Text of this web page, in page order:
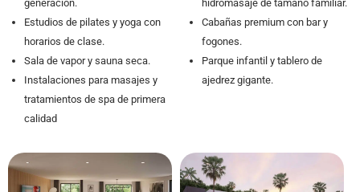
generación.
Estudios de pilates y yoga con
horarios de clase.
Sala de vapor y sauna seca.
Instalaciones para masajes y
tratamientos de spa de primera
calidad
hidromasaje de tamaño familiar.
Cabañas premium con bar y
fogones.
Parque infantil y tablero de
ajedrez gigante.